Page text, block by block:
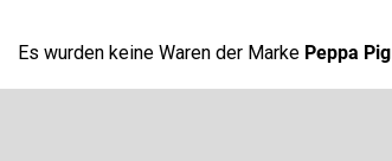
Es wurden keine Waren der Marke Peppa Pig